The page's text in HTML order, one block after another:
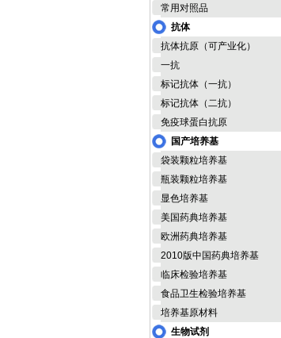
常用对照品
抗体
抗体抗原（可产业化）
一抗
标记抗体（一抗）
标记抗体（二抗）
免疫球蛋白抗原
国产培养基
袋装颗粒培养基
瓶装颗粒培养基
显色培养基
美国药典培养基
欧洲药典培养基
2010版中国药典培养基
临床检验培养基
食品卫生检验培养基
培养基原材料
生物试剂